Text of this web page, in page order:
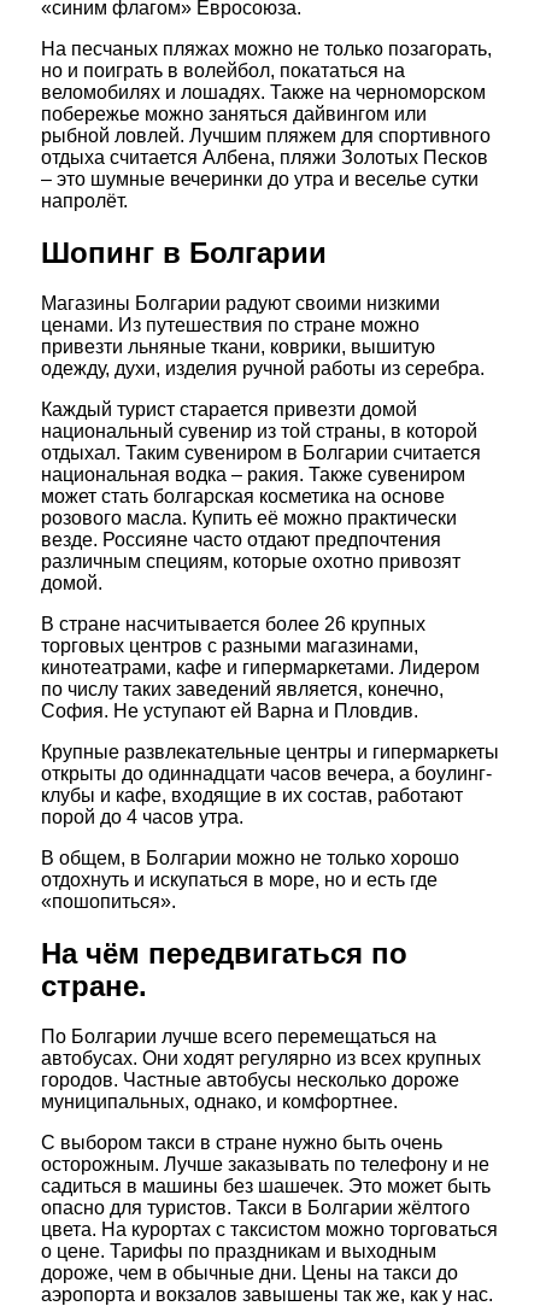
«синим флагом» Евросоюза.
На песчаных пляжах можно не только позагорать,
но и поиграть в волейбол, покататься на
веломобилях и лошадях. Также на черноморском
побережье можно заняться дайвингом или
рыбной ловлей. Лучшим пляжем для спортивного
отдыха считается Албена, пляжи Золотых Песков
– это шумные вечеринки до утра и веселье сутки
напролёт.
Шопинг в Болгарии
Магазины Болгарии радуют своими низкими
ценами. Из путешествия по стране можно
привезти льняные ткани, коврики, вышитую
одежду, духи, изделия ручной работы из серебра.
Каждый турист старается привезти домой
национальный сувенир из той страны, в которой
отдыхал. Таким сувениром в Болгарии считается
национальная водка – ракия. Также сувениром
может стать болгарская косметика на основе
розового масла. Купить её можно практически
везде. Россияне часто отдают предпочтения
различным специям, которые охотно привозят
домой.
В стране насчитывается более 26 крупных
торговых центров с разными магазинами,
кинотеатрами, кафе и гипермаркетами. Лидером
по числу таких заведений является, конечно,
София. Не уступают ей Варна и Пловдив.
Крупные развлекательные центры и гипермаркеты
открыты до одиннадцати часов вечера, а боулинг-
клубы и кафе, входящие в их состав, работают
порой до 4 часов утра.
В общем, в Болгарии можно не только хорошо
отдохнуть и искупаться в море, но и есть где
«пошопиться».
На чём передвигаться по
стране.
По Болгарии лучше всего перемещаться на
автобусах. Они ходят регулярно из всех крупных
городов. Частные автобусы несколько дороже
муниципальных, однако, и комфортнее.
С выбором такси в стране нужно быть очень
осторожным. Лучше заказывать по телефону и не
садиться в машины без шашечек. Это может быть
опасно для туристов. Такси в Болгарии жёлтого
цвета. На курортах с таксистом можно торговаться
о цене. Тарифы по праздникам и выходным
дороже, чем в обычные дни. Цены на такси до
аэропорта и вокзалов завышены так же, как у нас.